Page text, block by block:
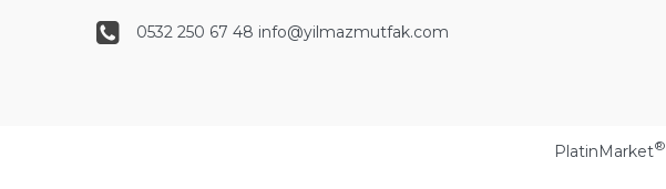
0532 250 67 48 info@yilmazmutfak.com
PlatinMarket®